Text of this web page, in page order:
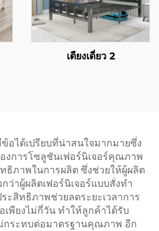
เตียงเดี่ยว 2
อได้เปรียบที่น่าสนใจมากมายซึ่ง
งการโซลูชันเฟอร์นิเจอร์คุณภาพ
ธิภาพในการผลิต ซึ่งช่วยให้ผู้ผลิต
ว่าผู้ผลิตเฟอร์นิเจอร์แบบสั่งทำ
ะสิทธิภาพช่วยลดระยะเวลาการ
พียงไม่กี่วัน ทำให้ลูกค้าได้รับ
กระทบต่อมาตรฐานคุณภาพ อีก